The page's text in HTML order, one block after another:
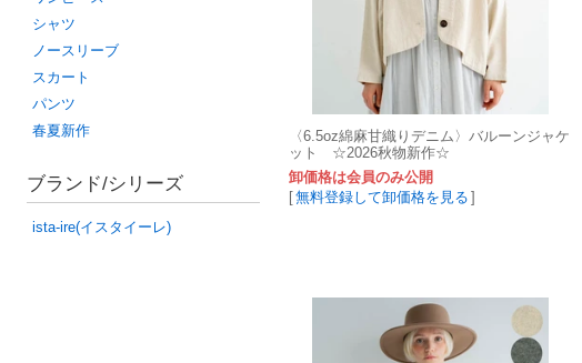
シャツ
ノースリーブ
スカート
パンツ
春夏新作
ブランド/シリーズ
ista-ire(イスタイーレ)
〈6.5oz綿麻甘織りデニム〉バルーンジャケ
ット ☆2026秋物新作☆
卸価格は会員のみ公開
[無料登録して卸価格を見る ]